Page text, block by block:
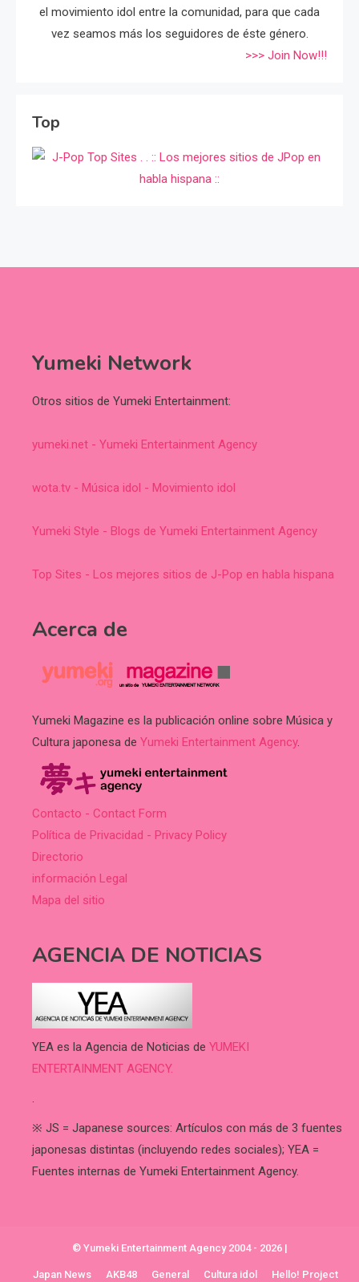
el movimiento idol entre la comunidad, para que cada
vez seamos más los seguidores de éste género.
>>> Join Now!!!
Top
Yumeki Network
Otros sitios de Yumeki Entertainment:
yumeki.net - Yumeki Entertainment Agency
wota.tv - Música idol - Movimiento idol
Yumeki Style - Blogs de Yumeki Entertainment Agency
Top Sites - Los mejores sitios de J-Pop en habla hispana
Acerca de
Yumeki Magazine es la publicación online sobre Música y
Cultura japonesa de Yumeki Entertainment Agency.
Contacto - Contact Form
Política de Privacidad - Privacy Policy
Directorio
información Legal
Mapa del sitio
AGENCIA DE NOTICIAS
YEA es la Agencia de Noticias de YUMEKI
ENTERTAINMENT AGENCY.
.
※ JS = Japanese sources: Artículos con más de 3 fuentes
japonesas distintas (incluyendo redes sociales); YEA =
Fuentes internas de Yumeki Entertainment Agency.
© Yumeki Entertainment Agency 2004 - 2026 |
Japan News AKB48 General Cultura idol Hello! Project